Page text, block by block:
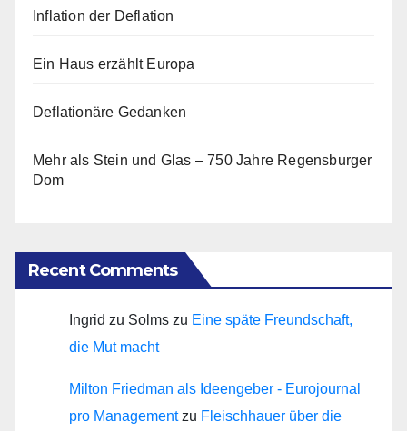
Inflation der Deflation
Ein Haus erzählt Europa
Deflationäre Gedanken
Mehr als Stein und Glas – 750 Jahre Regensburger
Dom
Recent Comments
Ingrid zu Solms zu Eine späte Freundschaft,
die Mut macht
Milton Friedman als Ideengeber - Eurojournal
pro Managementzu Fleischhauer über die